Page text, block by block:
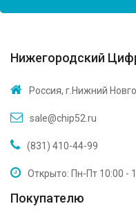
Нижегородский
Россия, г.Нижний
sale@chip52.ru
(831) 410-44-99
Открыто: Пн-Пт 10:00 -
Покупателю